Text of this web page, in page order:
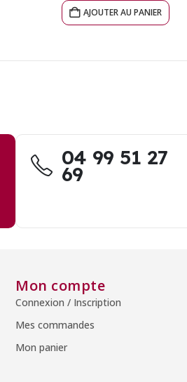
AJOUTER AU PANIER
04 99 51 27
69
Mon compte
Connexion / Inscription
Mes commandes
Mon panier